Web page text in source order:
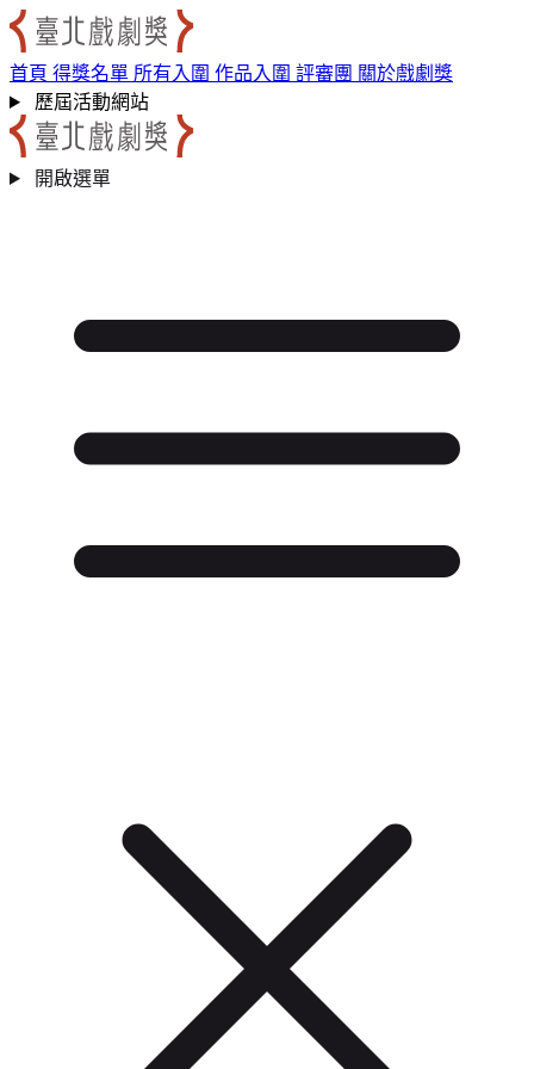
跳到主要內容區
:::
首頁 得獎名單 所有入圍 作品入圍 評審團 關於戲劇獎
歷屆活動網站
開啟選單